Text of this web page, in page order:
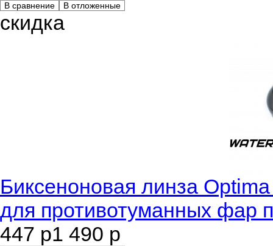
В сравнение В отложенные
скидка
Биксеноновая линза
для противотуманных фар
447 р1 490 р